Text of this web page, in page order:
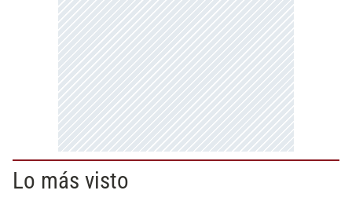
Lo más visto